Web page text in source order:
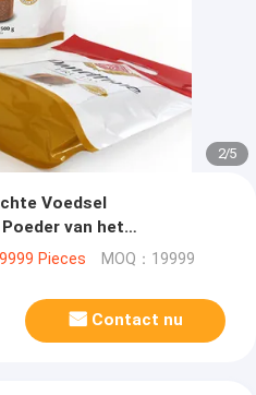
2/5
Voedsel
van het
Pieces MOQ：19999
Contact nu